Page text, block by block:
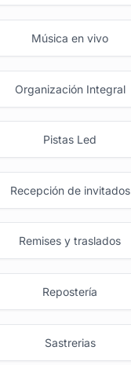
Música en vivo
Organización Integral
Pistas Led
Recepción de invitados
Remises y traslados
Repostería
Sastrerias